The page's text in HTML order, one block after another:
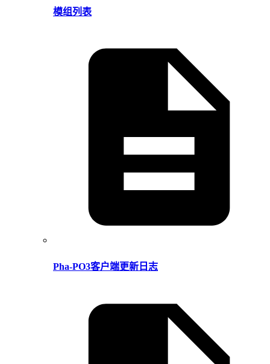
模组列表
Pha-PO3客户端更新日志